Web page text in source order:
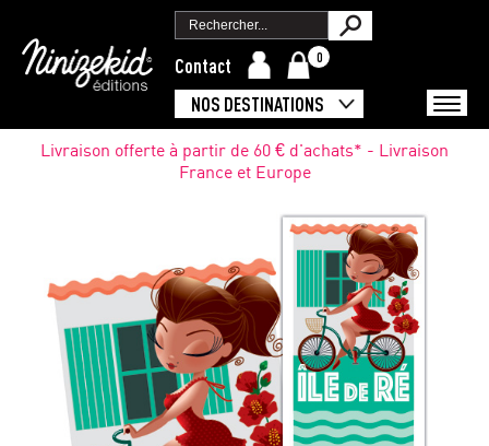
Contact 0
NOS DESTINATIONS
Livraison offerte à partir de 60 € d'achats* - Livraison
France et Europe